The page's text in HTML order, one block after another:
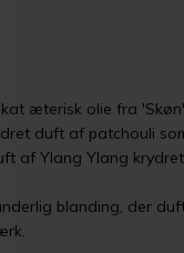
æterisk olie fra
duft af patchouli
af Ylang Ylang
blanding, der